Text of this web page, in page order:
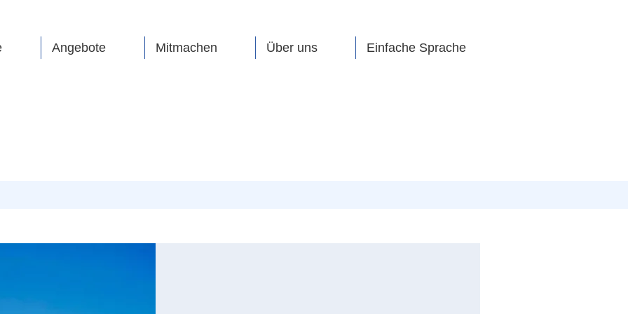
Angebote Mitmachen Über uns Einfache Sprache